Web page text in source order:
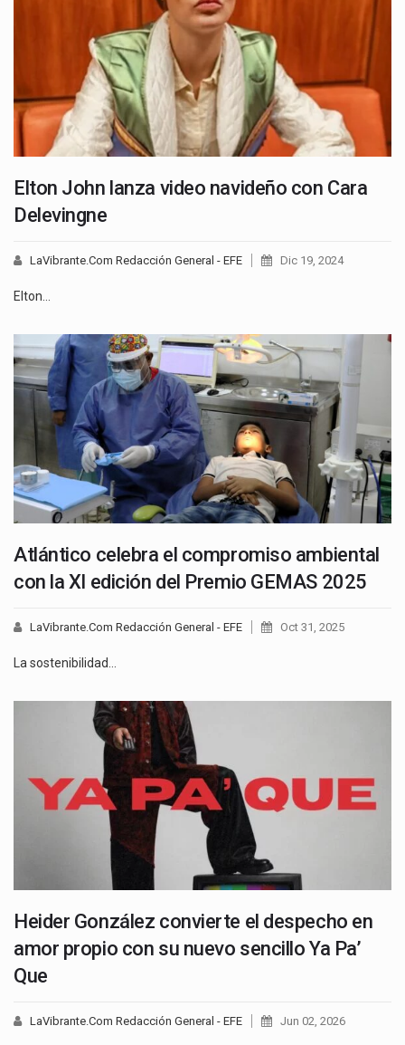
Elton John lanza video navideño con Cara
Delevingne
LaVibrante.Com Redacción General - EFE Dic 19, 2024
Elton…
Atlántico celebra el compromiso ambiental
con la XI edición del Premio GEMAS 2025
LaVibrante.Com Redacción General - EFE Oct 31, 2025
La sostenibilidad…
Heider González convierte el despecho en
amor propio con su nuevo sencillo Ya Pa’
Que
LaVibrante.Com Redacción General - EFE Jun 02, 2026